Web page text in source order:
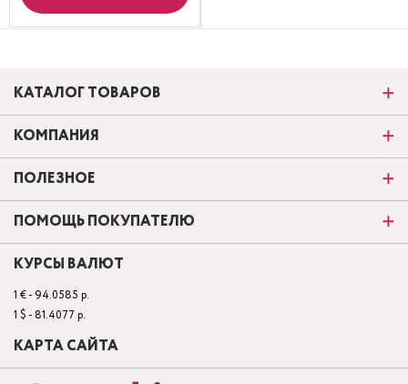
КАТАЛОГ ТОВАРОВ
КОМПАНИЯ
ПОЛЕЗНОЕ
ПОМОЩЬ ПОКУПАТЕЛЮ
КУРСЫ ВАЛЮТ
1 € - 94.0585 р.
1 $ - 81.4077 р.
КАРТА САЙТА